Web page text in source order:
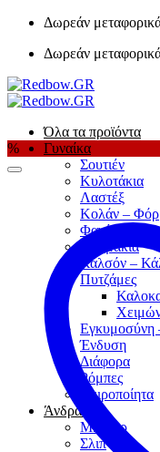
Μετάβαση
περιεχόμενο
Δωρεάν
Δωρεάν
Όλα τα προϊόντα
Γυναίκα
Σουτιέν
Κυλοτάκια
Λαστέξ
Κολάν –
Φανέλες
Κορμάκια
Καλσόν –
Πυτζάμες
Εγκυμοσύνη
Ένδυση
Διάφορα
Ρόμπες
Χειροποίητα
Άνδρας
Μπόξερ
Σλιπ
%